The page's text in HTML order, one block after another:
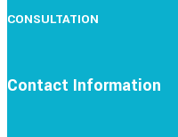
CONSULTATION
Contact Information